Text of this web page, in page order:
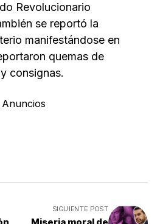
Revolucionario
se reportó la
manifestándose en
quemas de
consignas.
Anuncios
SIGUIENTE POST